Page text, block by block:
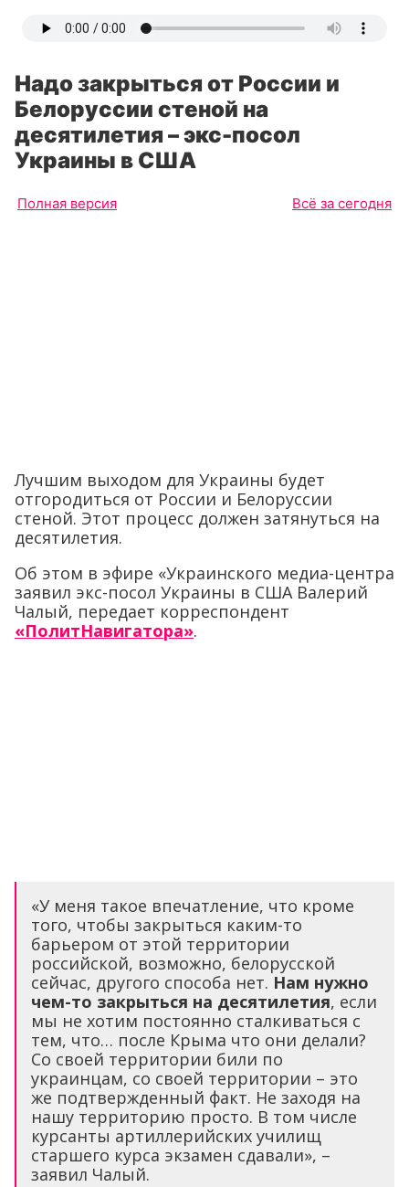
Надо закрыться от России и
Белоруссии стеной на
десятилетия – экс-посол
Украины в США
Полная версия Всё за сегодня
Лучшим выходом для Украины будет
отгородиться от России и Белоруссии
стеной. Этот процесс должен затянуться на
десятилетия.
Об этом в эфире «Украинского медиа-центра
заявил экс-посол Украины в США Валерий
Чалый, передает корреспондент
«ПолитНавигатора».
«У меня такое впечатление, что кроме
того, чтобы закрыться каким-то
барьером от этой территории
российской, возможно, белорусской
сейчас, другого способа нет. Нам нужно
чем-то закрыться на десятилетия, если
мы не хотим постоянно сталкиваться с
тем, что… после Крыма что они делали?
Со своей территории били по
украинцам, со своей территории – это
же подтвержденный факт. Не заходя на
нашу территорию просто. В том числе
курсанты артиллерийских училищ
старшего курса экзамен сдавали», –
заявил Чалый.